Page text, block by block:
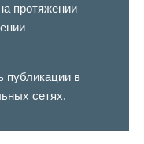
протяжении
публикации в
сетях.